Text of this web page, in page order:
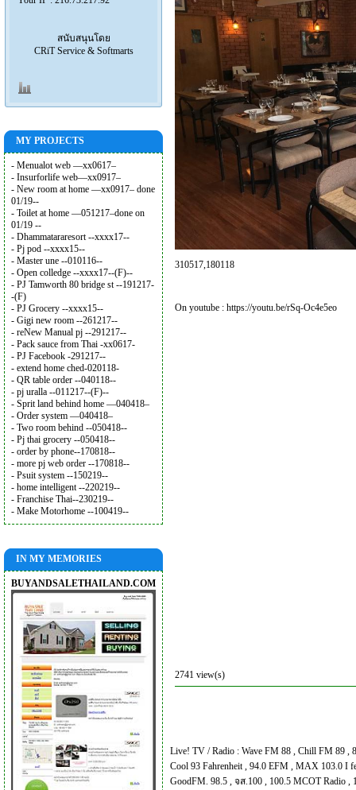
สนับสนุนโดย
CRiT Service & Softmarts
MY PROJECTS
- Menualot web —xx0617–
- Insurforlife web—xx0917–
- New room at home —xx0917– done
01/19--
- Toilet at home —051217–done on
01/19 --
- Dhammatararesort --xxxx17--
- Pj pod --xxxx15--
- Master une --010116--
- Open colledge --xxxx17--(F)--
- PJ Tamworth 80 bridge st --191217-
-(F)
- PJ Grocery --xxxx15--
- Gigi new room --261217--
- reNew Manual pj --291217--
- Pack sauce from Thai -xx0617-
- PJ Facebook -291217--
- extend home ched-020118-
- QR table order --040118--
- pj uralla --011217--(F)--
- Sprit land behind home —040418–
- Order system —040418–
- Two room behind --050418--
- Pj thai grocery --050418--
- order by phone--170818--
- more pj web order --170818--
- Psuit system --150219--
- home intelligent --220219--
- Franchise Thai--230219--
- Make Motorhome --100419--
IN MY MEMORIES
BUYANDSALETHAILAND.COM
310517,180118
On youtube : https://youtu.be/rSq-Oc4e5eo
2741 view(s)
Live! TV / Radio : Wave FM 88 , Chill FM 89 ,
Cool 93 Fahrenheit, 94.0 EFM , MAX 103.0 I
GoodFM. 98.5 , จส.100 , 100.5 MCOT Radio ,